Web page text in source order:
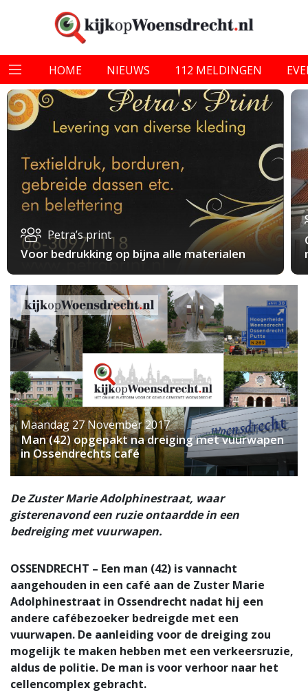
HOME NIEUWS 112 MELDINGEN
Petra’s print
Voor bedrukking op bijna alle materialen
Maandag 27 November 2017
Man (42) opgepakt na dreiging met vuurwapen
in Ossendrechts café
De Zuster Marie Adolphinestraat, waar
gisterenavond een ruzie ontaardde in een
bedreiging met vuurwapen.
OSSENDRECHT – Een man (42) is vannacht
aangehouden in een café aan de Zuster Marie
Adolphinestraat in Ossendrecht nadat hij een
andere cafébezoeker bedreigde met een
vuurwapen. De aanleiding voor de dreiging zou
mogelijk te maken hebben met een verkeersruzie,
aldus de politie. De man is voor verhoor naar het
cellencomplex gebracht.